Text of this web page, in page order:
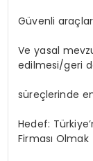
Güvenli
Ve yasal
edilmesi/geri
süreçlerinde
Hedef:
Firması Olmak